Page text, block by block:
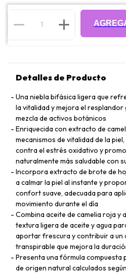
Detalles de Producto
Una niebla bifásica ligera que
la vitalidad y mejora el
mezcla de activos botánicos
Enriquecida con extracto de
mecanismos de vitalidad de la
contra el estrés oxidativo y
naturalmente más saludable con
Incorpora extracto de brote de
a calmar la piel al instante y
confort suave, adecuada para
movimiento durante el día
Combina aceite de camelia roja y
textura ligera de aceite y agua
aportar frescura y contribuir a un
transpirable que mejora la
Presenta una fórmula compuesta
de origen natural calculados